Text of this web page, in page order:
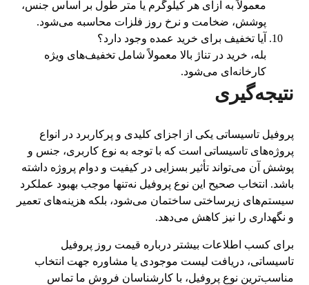
معمولاً به ازای هر کیلوگرم یا متر طول بر اساس جنس،
پوشش، ضخامت و نرخ روز فلزات محاسبه می‌شود.
آیا تخفیف برای خرید عمده وجود دارد؟
بله، خرید در تناژ بالا معمولاً شامل تخفیف‌های ویژه
کارخانه‌ای می‌شود.
نتیجه‌گیری
پروفیل تاسیساتی یکی از اجزای کلیدی و پرکاربرد در انواع
پروژه‌های تاسیساتی است که با توجه به نوع کاربری، جنس و
پوشش آن می‌تواند تأثیر بسزایی در کیفیت و دوام پروژه داشته
باشد. انتخاب صحیح این نوع پروفیل نه‌تنها موجب بهبود عملکرد
سیستم‌های زیرساختی ساختمان می‌شود، بلکه هزینه‌های تعمیر
و نگهداری را نیز کاهش می‌دهد.
برای کسب اطلاعات بیشتر درباره قیمت روز پروفیل
تاسیساتی، دریافت لیست موجودی یا مشاوره جهت انتخاب
مناسب‌ترین نوع پروفیل، با کارشناسان فروش ما تماس